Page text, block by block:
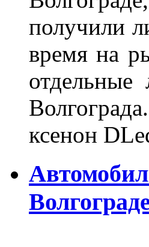
получили
время на
ксенон